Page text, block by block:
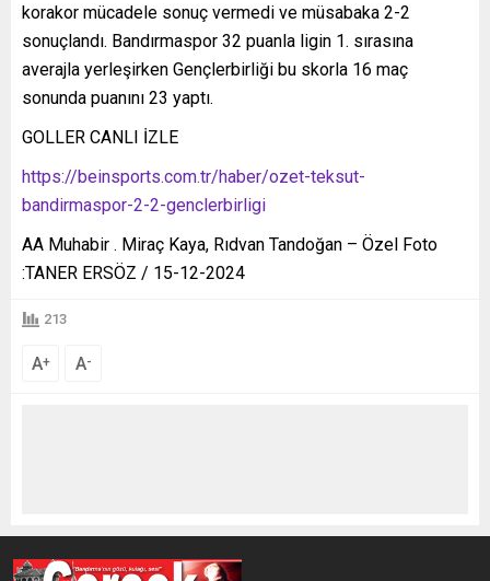
korakor mücadele sonuç vermedi ve müsabaka 2-2
sonuçlandı. Bandırmaspor 32 puanla ligin 1. sırasına
averajla yerleşirken Gençlerbirliği bu skorla 16 maç
sonunda puanını 23 yaptı.
GOLLER CANLI İZLE
https://beinsports.com.tr/haber/ozet-teksut-
bandirmaspor-2-2-genclerbirligi
AA Muhabir . Miraç Kaya, Rıdvan Tandoğan – Özel Foto
:TANER ERSÖZ / 15-12-2024
213
A+ A-